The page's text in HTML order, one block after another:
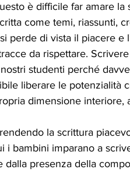
è difficile far amare
come temi, riassunti,
perde di vista il piacere e
da rispettare.
studenti perché
liberare le potenzialità
dimensione interiore,
la scrittura
i bambini imparano a
dalla presenza della